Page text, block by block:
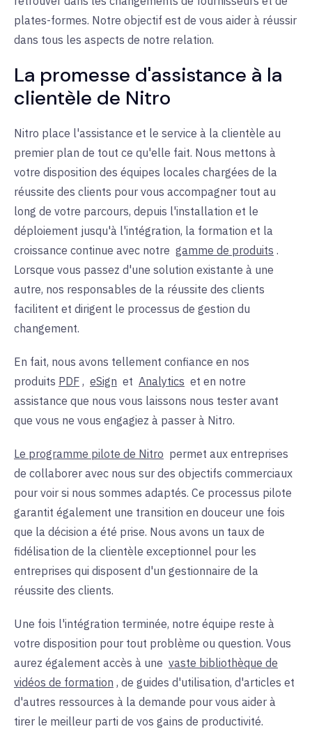
plates-formes. Notre objectif est de vous aider à réussir
dans tous les aspects de notre relation.
La promesse d'assistance à la
clientèle de Nitro
Nitro place l'assistance et le service à la clientèle au
premier plan de tout ce qu'elle fait. Nous mettons à
votre disposition des équipes locales chargées de la
réussite des clients pour vous accompagner tout au
long de votre parcours, depuis l'installation et le
déploiement jusqu'à l'intégration, la formation et la
croissance continue avec notre gamme de produits .
Lorsque vous passez d'une solution existante à une
autre, nos responsables de la réussite des clients
facilitent et dirigent le processus de gestion du
changement.
En fait, nous avons tellement confiance en nos
produits PDF , eSign et Analytics et en notre
assistance que nous vous laissons nous tester avant
que vous ne vous engagiez à passer à Nitro.
Le programme pilote de Nitro permet aux entreprises
de collaborer avec nous sur des objectifs commerciaux
pour voir si nous sommes adaptés. Ce processus pilote
garantit également une transition en douceur une fois
que la décision a été prise. Nous avons un taux de
fidélisation de la clientèle exceptionnel pour les
entreprises qui disposent d'un gestionnaire de la
réussite des clients.
Une fois l'intégration terminée, notre équipe reste à
votre disposition pour tout problème ou question. Vous
aurez également accès à une vaste bibliothèque de
vidéos de formation , de guides d'utilisation, d'articles et
d'autres ressources à la demande pour vous aider à
tirer le meilleur parti de vos gains de productivité.